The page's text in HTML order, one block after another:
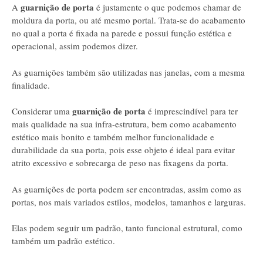
A guarnição de porta é justamente o que podemos chamar de
moldura da porta, ou até mesmo portal. Trata-se do acabamento
no qual a porta é fixada na parede e possui função estética e
operacional, assim podemos dizer.
As guarnições também são utilizadas nas janelas, com a mesma
finalidade.
Considerar uma guarnição de porta é imprescindível para ter
mais qualidade na sua infra-estrutura, bem como acabamento
estético mais bonito e também melhor funcionalidade e
durabilidade da sua porta, pois esse objeto é ideal para evitar
atrito excessivo e sobrecarga de peso nas fixagens da porta.
As guarnições de porta podem ser encontradas, assim como as
portas, nos mais variados estilos, modelos, tamanhos e larguras.
Elas podem seguir um padrão, tanto funcional estrutural, como
também um padrão estético.